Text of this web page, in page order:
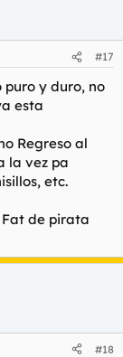
fatal
poco de
#17
y duro, no
esta
Regreso al
la vez pa
etc.
Fat de pirata
#18